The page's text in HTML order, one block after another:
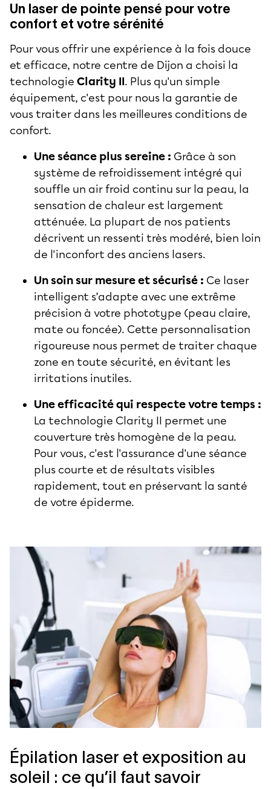
Un laser de pointe pensé pour votre
confort et votre sérénité
Pour vous offrir une expérience à la fois douce
et efficace, notre centre de Dijon a choisi la
technologie Clarity II. Plus qu'un simple
équipement, c'est pour nous la garantie de
vous traiter dans les meilleures conditions de
confort.
Une séance plus sereine : Grâce à son
système de refroidissement intégré qui
souffle un air froid continu sur la peau, la
sensation de chaleur est largement
atténuée. La plupart de nos patients
décrivent un ressenti très modéré, bien loin
de l'inconfort des anciens lasers.
Un soin sur mesure et sécurisé : Ce laser
intelligent s’adapte avec une extrême
précision à votre phototype (peau claire,
mate ou foncée). Cette personnalisation
rigoureuse nous permet de traiter chaque
zone en toute sécurité, en évitant les
irritations inutiles.
Une efficacité qui respecte votre temps :
La technologie Clarity II permet une
couverture très homogène de la peau.
Pour vous, c'est l'assurance d'une séance
plus courte et de résultats visibles
rapidement, tout en préservant la santé
de votre épiderme.
Épilation laser et exposition au
soleil : ce qu’il faut savoir